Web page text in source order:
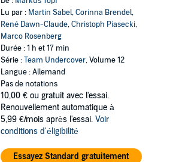
Lu par : Martin Sabel,Corinna Brendel,
René Dawn-Claude,Christoph Piasecki,
Marco Rosenberg
Durée : 1 h et 17 min
Série :Team Undercover, Volume 12
Langue : Allemand
Pas de notations
10,00 € ou gratuit avec l'essai.
Renouvellement automatique à
5,99 €/mois après l'essai. Voir
conditions d'éligibilité
Essayez Standard gratuitement